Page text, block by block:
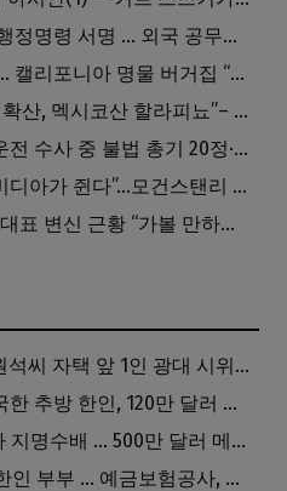
트럼프, “원정출산 차단” 행정명령 서명 … 외국 공무원 자녀도 시민권 안준다
차량 돌진에 식당 초토화… 캘리포니아 명물 버거집 “다시 일어설 수 있도록 도와주세요”
“전국적 살모네라 식중독 확산, 멕시코산 할라피뇨”– CDC
샌버나디노 카운티 보복운전 수사 중 불법 총기 20정·탄약 2만 발 압수
“AI 시장 주도권, 결국 엔비디아가 쥔다”…모건스탠리 장담
김지수, 프라하서 여행사 대표 변신 근황 “가볼 만하니…”
[화제] “내 돈 갚아라” 김원석씨 자택 앞 1인 광대 시위 … 한인 투자사, “108만 달러 못받아”
위조여권으로 미국 재입국한 추방 한인, 120만 달러 은행 사기 행각
연방 당국, LA 한인 간호사 지명수배 … 500만 달러 메디캐어 사기, 선고 직전 한국 도주
’10억 빚’ 안갚고 미국 온 한인 부부 … 예금보험공사, 미국서 소송